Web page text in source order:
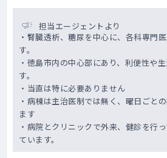
担当エージェントより
・腎臓透析、糖尿を中心に、各科専門
す。
・徳島市内の中心部にあり、利便性や
す。
・当直は特に必要ありません
・病棟は主治医制では無く、曜日ごと
ます
・病院とクリニックで外来、健診を行
ています。